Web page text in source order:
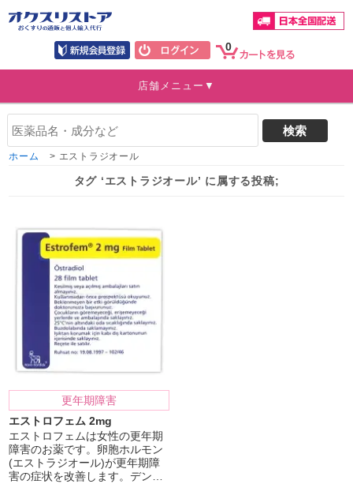
0
店舗メニュー▼
ホーム > エストラジオール
タグ ‘エストラジオール’ に属する投稿;
更年期障害
エストロフェム 2mg
エストロフェムは女性の更年期
障害のお薬です。卵胞ホルモン
(エストラジオール)が更年期障
害の症状を改善します。デン…